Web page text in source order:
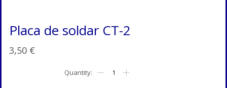
Placa de soldar CT-2
3,50 €
de